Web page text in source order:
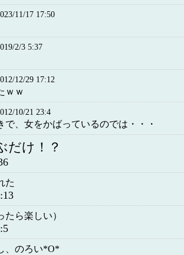
11/17 17:50
2/3 5:37
12/29 17:12
ｗｗ
10/21 23:4
で、女をかばっているのでは・・・
だけ！？
た
ら楽しい）
、のろい*O*